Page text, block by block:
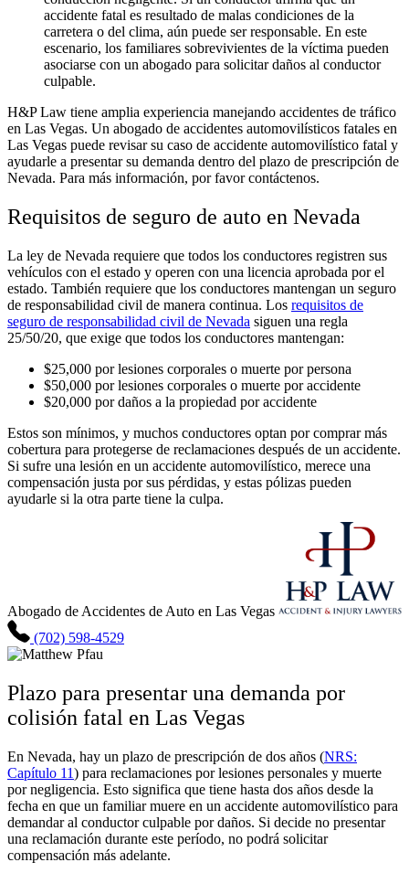
accidente fatal es resultado de malas condiciones de la
carretera o del clima, aún puede ser responsable. En este
escenario, los familiares sobrevivientes de la víctima pueden
asociarse con un abogado para solicitar daños al conductor
culpable.
H&P Law tiene amplia experiencia manejando accidentes de tráfico
en Las Vegas. Un abogado de accidentes automovilísticos fatales en
Las Vegas puede revisar su caso de accidente automovilístico fatal y
ayudarle a presentar su demanda dentro del plazo de prescripción de
Nevada. Para más información, por favor contáctenos.
Requisitos de seguro de auto en Nevada
La ley de Nevada requiere que todos los conductores registren sus
vehículos con el estado y operen con una licencia aprobada por el
estado. También requiere que los conductores mantengan un seguro
de responsabilidad civil de manera continua. Los requisitos de
seguro de responsabilidad civil de Nevada siguen una regla
25/50/20, que exige que todos los conductores mantengan:
$25,000 por lesiones corporales o muerte por persona
$50,000 por lesiones corporales o muerte por accidente
$20,000 por daños a la propiedad por accidente
Estos son mínimos, y muchos conductores optan por comprar más
cobertura para protegerse de reclamaciones después de un accidente.
Si sufre una lesión en un accidente automovilístico, merece una
compensación justa por sus pérdidas, y estas pólizas pueden
ayudarle si la otra parte tiene la culpa.
Abogado de Accidentes de Auto en Las Vegas
(702) 598-4529
Plazo para presentar una demanda por
colisión fatal en Las Vegas
En Nevada, hay un plazo de prescripción de dos años (NRS:
Capítulo 11) para reclamaciones por lesiones personales y muerte
por negligencia. Esto significa que tiene hasta dos años desde la
fecha en que un familiar muere en un accidente automovilístico para
demandar al conductor culpable por daños. Si decide no presentar
una reclamación durante este período, no podrá solicitar
compensación más adelante.